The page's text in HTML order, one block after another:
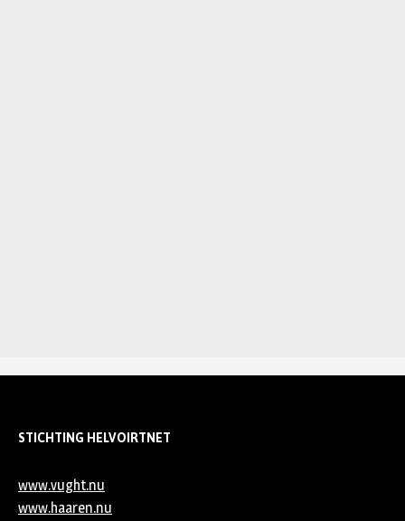
STICHTING HELVOIRTNET
www.vught.nu
www.haaren.nu